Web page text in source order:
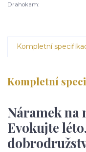
Drahokam:
Kompletní
Kompletní
Náramek na
Evokujte